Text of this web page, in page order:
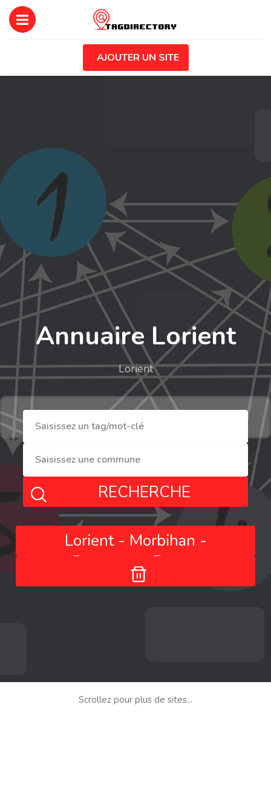
AJOUTER UN SITE
Annuaire Lorient
Lorient
RECHERCHE
Lorient - Morbihan -
Bretagne - France
Scrollez pour plus de sites...